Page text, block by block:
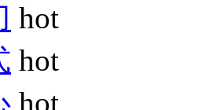
hot
hot
hot